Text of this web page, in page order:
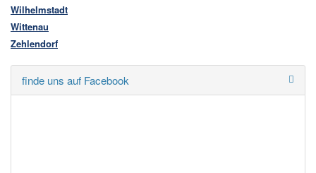
Wilhelmstadt
Wittenau
Zehlendorf
finde uns auf Facebook